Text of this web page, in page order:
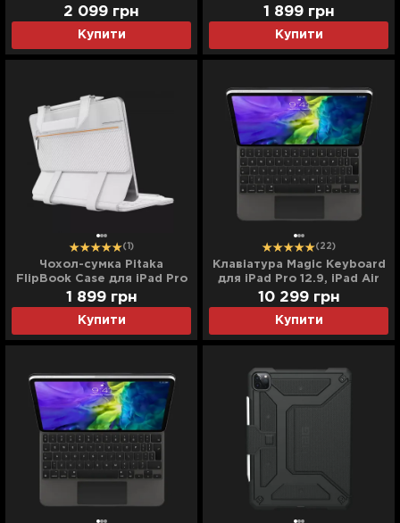
11 (2018/2020) (Black)
Купити
2 099 грн
12.9 (2022-2018) (Black)
Купити
1 899 грн
(1)
Чохол-сумка Pitaka
FlipBook Case для iPad Pro
12.9 (2022-2018) (White)
Купити
1 899 грн
(22)
Клавіатура Magic Keyboard
для iPad Pro 12.9, iPad Air
13 (M2) (Black)
(MJQK3/MXQU2)
Купити
10 299 грн